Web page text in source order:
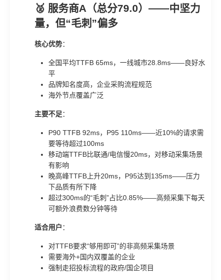
🥈 服务商A（总分79.0）——中坚力
量，但“毛刺”偏多
核心优势：
全国平均TTFB 65ms，一线城市28.8ms——良好水
平
品牌知名度高，企业采购流程规范
海外节点覆盖广泛
主要不足：
P90 TTFB 92ms，P95 110ms——近10%的请求需
要等待超过100ms
移动端TTFB比联通/电信慢20ms，对移动采集场景
有影响
晚高峰TTFB上升20ms，P95达到135ms——压力
下品质有所下降
超过300ms的“毛刺”占比0.85%——高频采集下每天
可额外浪费数分钟等待
适合用户：
对TTFB要求“够用即可”的非高频采集场景
需要海外+国内双覆盖的企业
强制走招投标流程的政府/国企项目